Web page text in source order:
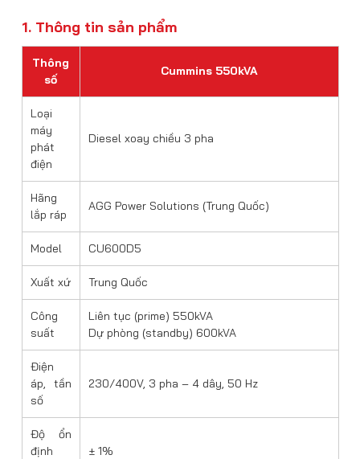
1. Thông tin sản phẩm
Thông
số
Cummins 550kVA
Loại
máy
phát
điện
Diesel xoay chiều 3 pha
Hãng
lắp ráp
AGG Power Solutions (Trung Quốc)
Model CU600D5
Xuất xứ Trung Quốc
Công
suất
Liên tục (prime) 550kVA
Dự phòng (standby) 600kVA
Điện
áp, tần
số
230/400V, 3 pha – 4 dây, 50 Hz
Độ ổn
định
± 1%